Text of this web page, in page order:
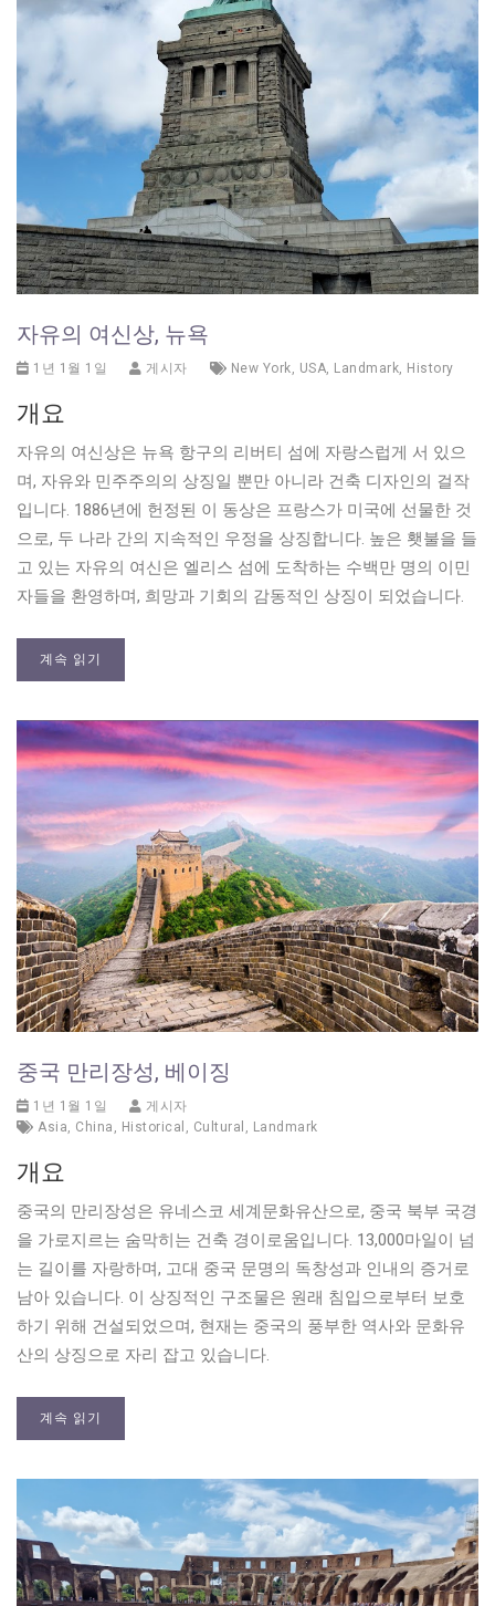
자유의 여신상, 뉴욕
1년 1월 1일 게시자 New York, USA, Landmark, History
개요
자유의 여신상은 뉴욕 항구의 리버티 섬에 자랑스럽게 서 있으
며, 자유와 민주주의의 상징일 뿐만 아니라 건축 디자인의 걸작
입니다. 1886년에 헌정된 이 동상은 프랑스가 미국에 선물한 것
으로, 두 나라 간의 지속적인 우정을 상징합니다. 높은 횃불을 들
고 있는 자유의 여신은 엘리스 섬에 도착하는 수백만 명의 이민
자들을 환영하며, 희망과 기회의 감동적인 상징이 되었습니다.
계속 읽기
중국 만리장성, 베이징
1년 1월 1일
게시자
Asia
China Historical Cultural Landmark
개요
중국의 만리장성은 유네스코 세계문화유산으로, 중국 북부 국경
을 가로지르는 숨막히는 건축 경이로움입니다. 13,000마일이 넘
는 길이를 자랑하며, 고대 중국 문명의 독창성과 인내의 증거로
남아 있습니다. 이 상징적인 구조물은 원래 침입으로부터 보호
하기 위해 건설되었으며, 현재는 중국의 풍부한 역사와 문화유
산의 상징으로 자리 잡고 있습니다.
계속 읽기